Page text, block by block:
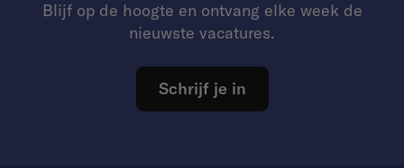
Blijf op de hoogte en ontvang elke week de
nieuwste vacatures.
Schrijf je in